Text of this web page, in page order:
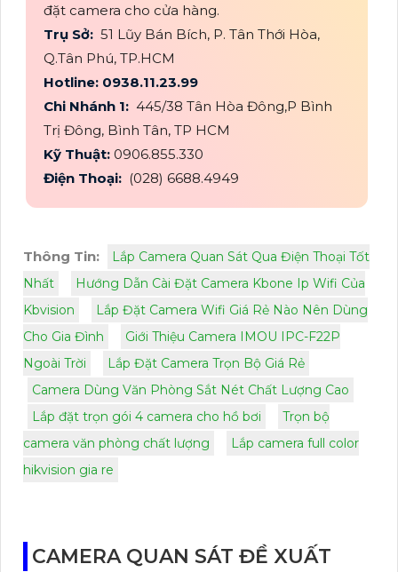
đặt camera cho cửa hàng.
Trụ Sở: 51 Lũy Bán Bích, P. Tân Thới Hòa,
Q.Tân Phú, TP.HCM
Hotline: 0938.11.23.99
Chi Nhánh 1: 445/38 Tân Hòa Đông,P Bình
Trị Đông, Bình Tân, TP HCM
Kỹ Thuật: 0906.855.330
Điện Thoại: (028) 6688.4949
Thông Tin:
Lắp Camera Quan Sát Qua Điện Thoại Tốt
Nhất
Hướng Dẫn Cài Đặt Camera Kbone Ip Wifi Của
Kbvision
Lắp Đặt Camera Wifi Giá Rẻ Nào Nên Dùng
Cho Gia Đình
Giới Thiệu Camera IMOU IPC-F22P
Ngoài Trời
Lắp Đặt Camera Trọn Bộ Giá Rẻ
Camera Dùng Văn Phòng Sắt Nét Chất Lượng Cao
Lắp đặt trọn gói 4 camera cho hồ bơi
Trọn bộ
camera văn phòng chất lượng
Lắp camera full color
hikvision gia re
CAMERA QUAN SÁT ĐỀ XUẤT